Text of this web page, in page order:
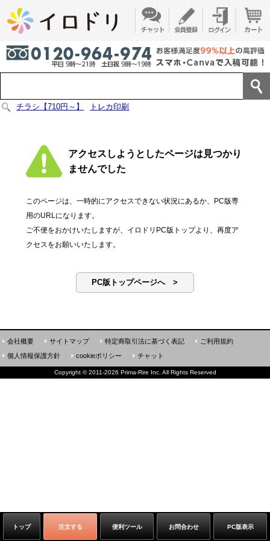
チラシ【710円～】 トレカ印刷
アクセスしようとしたページは見つかり
ませんでした
このページは、一時的にアクセスできない状況にあるか、PC版専
用のURLになります。
ご不便をおかけいたしますが、イロドリPC版トップより、再度ア
クセスをお願いいたします。
PC版トップページへ >
トップ 注文する 便利ツール お問合わせ PC版表示
会社概要 サイトマップ 特定商取引法に基づく表記
ご利用規約
個人情報保護方針
cookieポリシー チャット
Copyright ©2011-2026 Prima-Rire Inc. All Rights Reserved